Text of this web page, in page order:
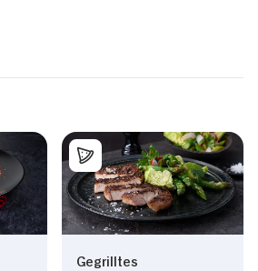
Gegrilltes